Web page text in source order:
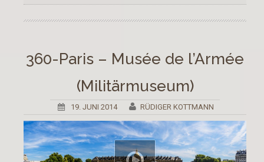
360-Paris – Musée de l’Armée
(Militärmuseum)
19. JUNI 2014 RÜDIGER KOTTMANN